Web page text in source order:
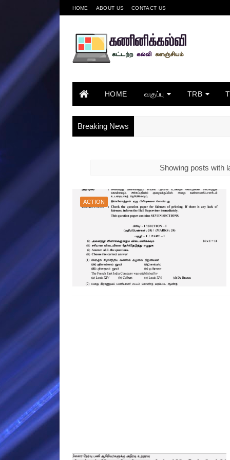
HOME ABOUT US CONTACT US
HOME வகுப்பு TRB
Breaking News
Showing posts with
ACTION